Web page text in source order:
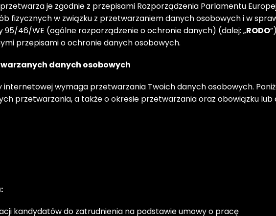
je zgodnie z przepisami Rozporządzenia Parlamentu
fizycznych w związku z przetwarzaniem danych osobowych i w
95/46/WE (ogólne rozporządzenie o ochronie danych) (dalej: „RODO
przepisami o ochronie danych osobowych.
danych osobowych
internetowej wymaga przetwarzania Twoich danych osobowych.
przetwarzania, a także o okresie przetwarzania oraz obowiązku lub
kandydatów do zatrudnienia na podstawie umowy o pracę